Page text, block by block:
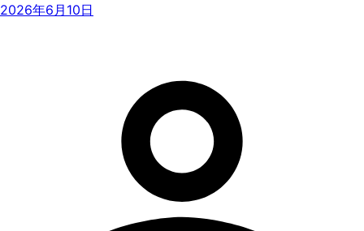
2026年6月10日